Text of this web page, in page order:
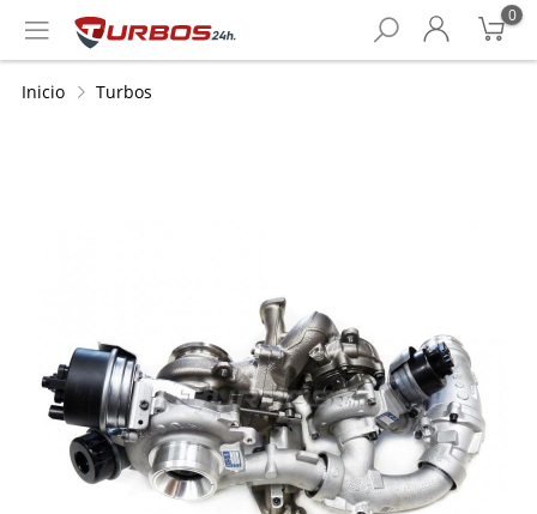
0
Inicio Turbos